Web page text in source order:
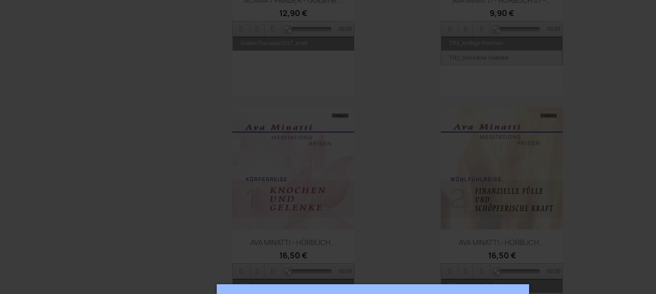
12,90 €
00:00
9,90 €
TR2_Glückliche Gelenke
00:00
Vorschau
AVA MINATTI - HÖRBUCH...
16,50 €
TR1_Kräftige Knochen
00:00
Vorschau
AVA MINATTI - HÖRBUCH...
16,50 €
TR1_In finanzieller Fülle leben
00:00